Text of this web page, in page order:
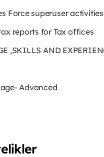
Force superuser activities
reports for Tax offices
,SKILLS AND
Advanced